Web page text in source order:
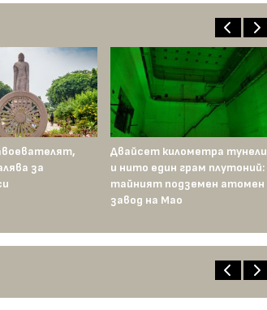
за
Двайсет километра тунели
и нито един грам плутоний:
тайният подземен атомен
завод на Мао